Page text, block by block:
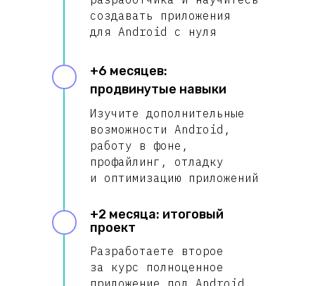
создавать приложения
для Android с нуля
+6 месяцев:
продвинутые навыки
Изучите дополнительные
возможности Android,
работу в фоне,
профайлинг, отладку
и оптимизацию приложений
+2 месяца: итоговый
проект
Разработаете второе
за курс полноценное
приложение под Android